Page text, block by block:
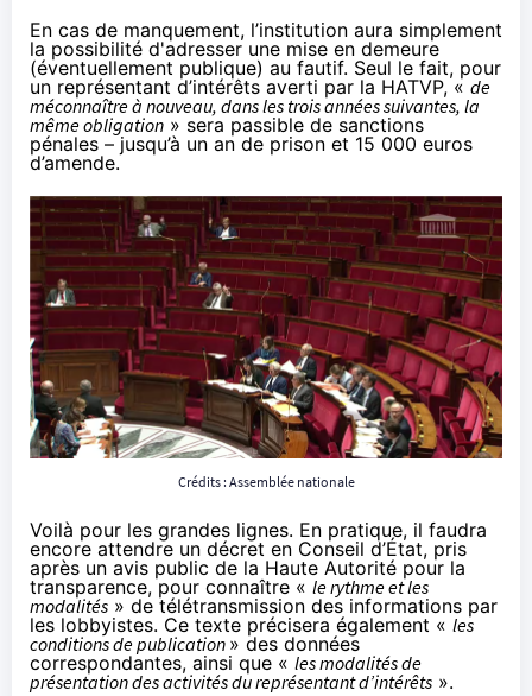
En cas de manquement, l’institution aura simplement
la possibilité d'adresser une mise en demeure
(éventuellement publique) au fautif. Seul le fait, pour
un représentant d’intérêts averti par la HATVP, « de
méconnaître à nouveau, dans les trois années suivantes, la
même obligation » sera passible de sanctions
pénales – jusqu’à un an de prison et 15 000 euros
d’amende.
Crédits : Assemblée nationale
Voilà pour les grandes lignes. En pratique, il faudra
encore attendre un décret en Conseil d’État, pris
après un avis public de la Haute Autorité pour la
transparence, pour connaître « le rythme et les
modalités » de télétransmission des informations par
les lobbyistes. Ce texte précisera également « les
conditions de publication » des données
correspondantes, ainsi que « les modalités de
présentation des activités du représentant d’intérêts ».